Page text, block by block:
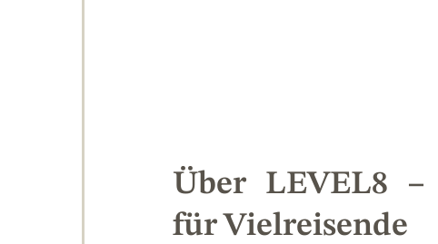
Über LEVEL8 –
für Vielreisende